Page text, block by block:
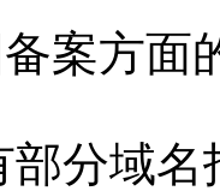
案方面
分域